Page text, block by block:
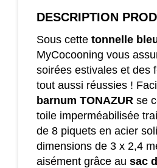
DESCRIPTION
Sous cette tonnelle
MyCocooning vous
soirées estivales et des
tout aussi réussies !
barnum TONAZUR se
toile imperméabilisée
de 8 piquets en acier
dimensions de 3 x 2,4
aisément grâce au sac